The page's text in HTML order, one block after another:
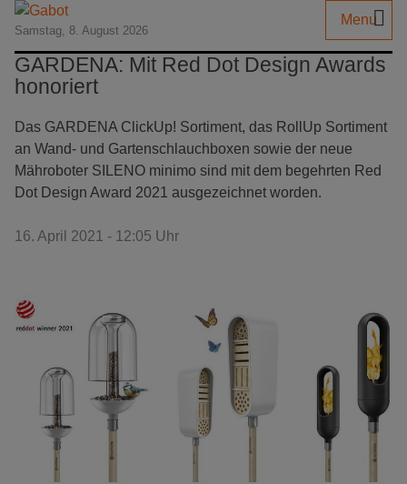
Samstag, 8. August 2026
Menu
GARDENA: Mit Red Dot Design Awards
honoriert
Das GARDENA ClickUp! Sortiment, das RollUp Sortiment
an Wand- und Gartenschlauchboxen sowie der neue
Mähroboter SILENO minimo sind mit dem begehrten Red
Dot Design Award 2021 ausgezeichnet worden.
16. April 2021 - 12:05 Uhr